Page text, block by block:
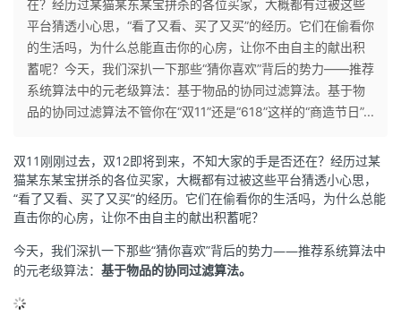
个
人
主
页
我
的
开
发
者
我
的
开
发
我
的
Programs
我
的
在？经历过某猫某东某宝拼杀的各位买家，大概都有过被这些
平台猜透小心思，“看了又看、买了又买”的经历。它们在偷看你
的生活吗，为什么总能直击你的心房，让你不由自主的献出积
蓄呢？今天，我们深扒一下那些“猜你喜欢”背后的势力——推荐
系统算法中的元老级算法：基于物品的协同过滤算法。基于物
品的协同过滤算法不管你在“双11”还是“618”这样的“商造节日”...
双11刚刚过去，双12即将到来，不知大家的手是否还在？经历过某
猫某东某宝拼杀的各位买家，大概都有过被这些平台猜透小心思，
“看了又看、买了又买”的经历。它们在偷看你的生活吗，为什么总能
直击你的心房，让你不由自主的献出积蓄呢？
今天，我们深扒一下那些“猜你喜欢”背后的势力——推荐系统算法中
的元老级算法： 基于物品的协同过滤算法。